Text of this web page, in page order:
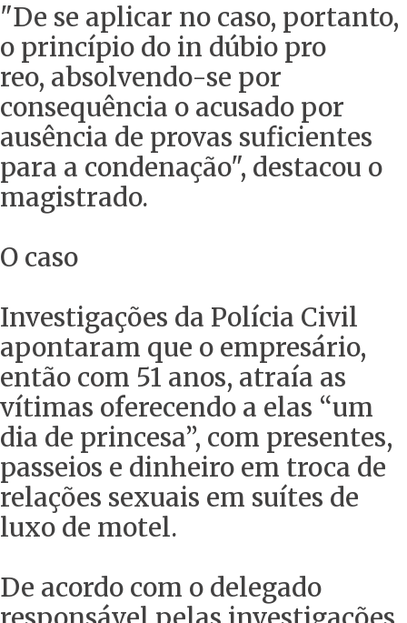
"De se aplicar no caso, portanto,
o princípio do in dúbio pro
reo, absolvendo-se por
consequência o acusado por
ausência de provas suficientes
para a condenação", destacou o
magistrado.
O caso
Investigações da Polícia Civil
apontaram que o empresário,
então com 51 anos, atraía as
vítimas oferecendo a elas “um
dia de princesa”, com presentes,
passeios e dinheiro em troca de
relações sexuais em suítes de
luxo de motel.
De acordo com o delegado